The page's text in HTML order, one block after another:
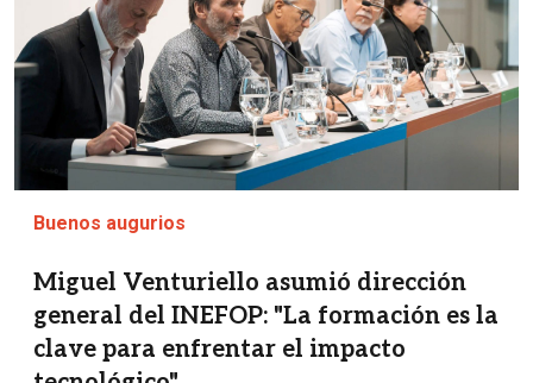
Buenos augurios
Miguel Venturiello asumió dirección
general del INEFOP: "La formación es la
clave para enfrentar el impacto